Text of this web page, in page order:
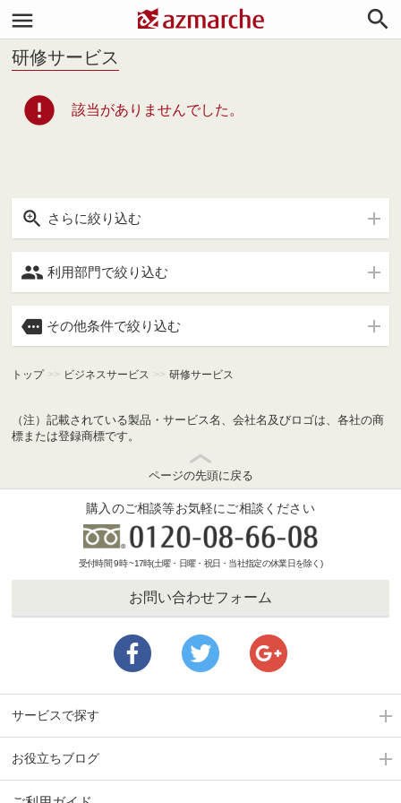


研修サービス
error 該当がありませんでした。
 さらに絞り込む
 利用部門で絞り込む
 その他条件で絞り込む
トップ >> ビジネスサービス >> 研修サービス
（注）記載されている製品・サービス名、会社名及びロゴは、各社の商
標または登録商標です。
ページの先頭に戻る
購入のご相談等お気軽にご相談ください
受付時間 9時 ~17時(土曜・日曜・祝日・当社指定の休業日を除く)
お問い合わせフォーム
サービスで探す
お役立ちブログ